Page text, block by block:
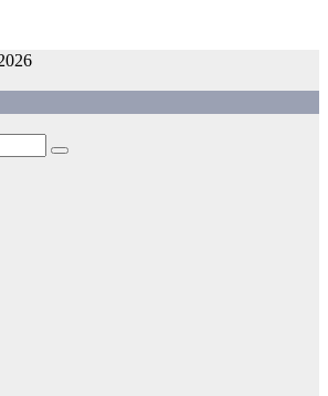
新能源汽车，HMI，人车交互，智能车